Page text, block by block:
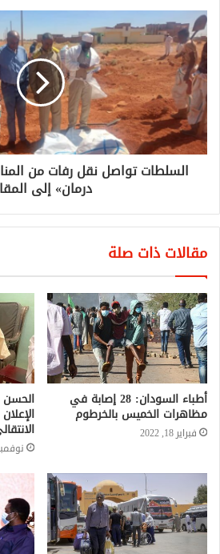
السلطات تواصل نقل رفات من
درمان» إلى
مقالات ذات صلة
أطباء السودان: 28 إصابة في
مظاهرات الخميس بالخرطوم
فبراير 18, 2022
الحسن
نوفمبر 9,